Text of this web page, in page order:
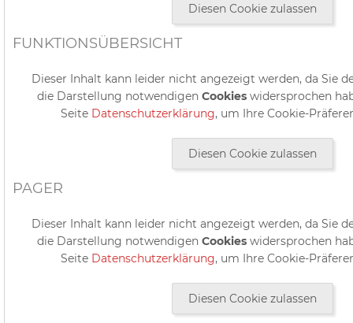
Diesen Cookie zulassen
FUNKTIONSÜBERSICHT
Dieser Inhalt kann leider nicht angezeigt werden, da Sie
die Darstellung notwendigen Cookieswidersprochen
Seite Datenschutzerklärung, um Ihre Cookie-
Diesen Cookie zulassen
PAGER
Dieser Inhalt kann leider nicht angezeigt werden, da Sie
die Darstellung notwendigen Cookieswidersprochen
Seite Datenschutzerklärung, um Ihre Cookie-
Diesen Cookie zulassen